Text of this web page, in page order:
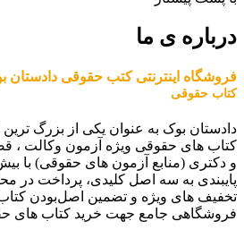
درباره ی ما
فروشگاه اینترنتی کتب حقوقی دادستان
کتاب حقوقی
دادستان بوک به عنوان یکی از بزرگ ترین
کتاب های حقوقی ویژه آزمون وکالت ،
و دکتری (منابع آزمون های حقوقی) با
پایبندی به سه اصل کلیدی، پرداخت در
تخفیف های ویژه و تضمین اصل‌بودن
فروشگاهی جامع جهت خرید کتاب های